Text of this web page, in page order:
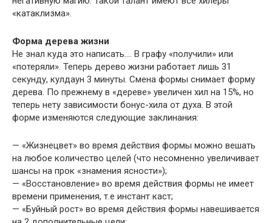
«катаклизма».
Форма дерева жизни
Не знал куда это написать…. В графу «получили» или
«потеряли». Теперь дерево жизни работает лишь 31
секунду, кулдаун 3 минуты. Смена формы снимает форму
дерева. По прежнему в «дереве» увеличен хил на 15%, но
теперь нету зависимости бонус-хила от духа. В этой
форме изменяются следующие заклинания:
— «Жизнецвет» во время действия формы можно вешать
на любое количество целей (что несомненно увеличивает
шансы на прок «знамения ясности»);
— «Восстановление» во время действия формы не имеет
времени применения, т.е инстант каст;
— «Буйный рост» во время действия формы навешивается